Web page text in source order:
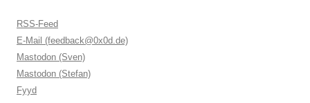
RSS-Feed
E-Mail (feedback@0x0d.de)
Mastodon (Sven)
Mastodon (Stefan)
Fyyd